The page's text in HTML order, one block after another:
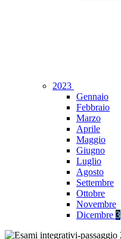
2023
Gennaio
Febbraio
Marzo
Aprile
Maggio
Giugno
Luglio
Agosto
Settembre
Ottobre
Novembre
Dicembre 3